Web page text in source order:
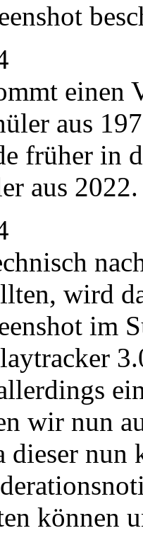
einen
aus
früher in
aus 2022.
wird
im
wir nun
dieser
können